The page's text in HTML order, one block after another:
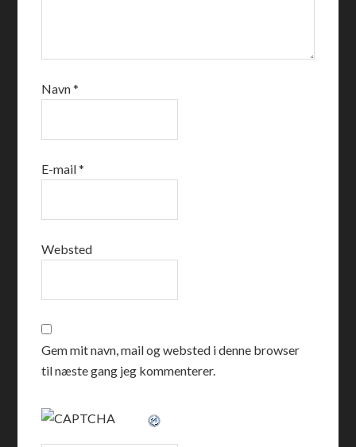
Navn*
E-mail*
Websted
Gem mit navn, mail og websted i denne browser
til næste gang jeg kommenterer.